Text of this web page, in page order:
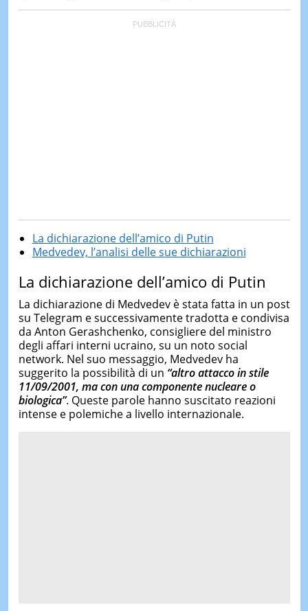
La dichiarazione dell’amico di Putin
Medvedev, l’analisi delle sue dichiarazioni
La dichiarazione dell’amico di Putin
La dichiarazione di Medvedev è stata fatta in un post
su Telegram e successivamente tradotta e condivisa
da Anton Gerashchenko, consigliere del ministro
degli affari interni ucraino, su un noto social
network. Nel suo messaggio, Medvedev ha
suggerito la possibilità di un “altro attacco in stile
11/09/2001, ma con una componente nucleare o
biologica”. Queste parole hanno suscitato reazioni
intense e polemiche a livello internazionale.